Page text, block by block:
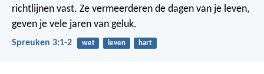
richtlijnen vast. Ze vermeerderen de dagen van je leven,
geven je vele jaren van geluk.
Spreuken 3:1-2 wet leven hart